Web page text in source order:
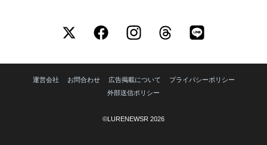
運営会社 お問合わせ 広告掲載について
プライバシーポリシー
外部送信ポリシー
©LURENEWSR 2026